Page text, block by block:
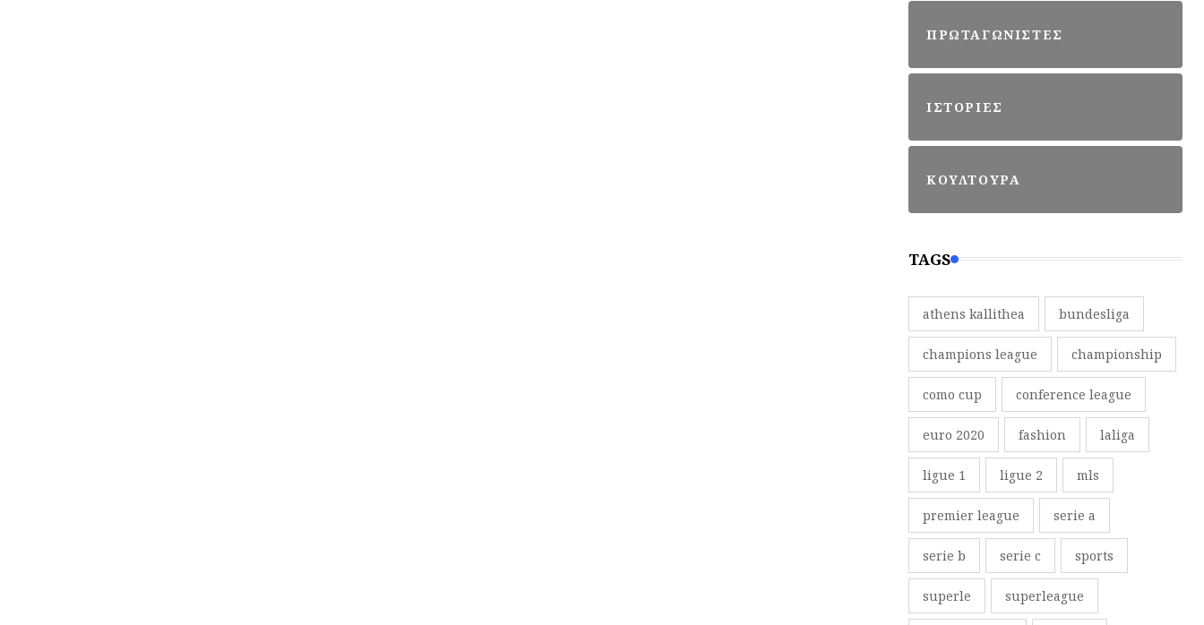
ΠΡΩΤΑΓΩΝΙΣΤΕΣ
ΙΣΤΟΡΙΕΣ
ΚΟΥΛΤΟΥΡΑ
TAGS
athens kallithea bundesliga
champions league championship
como cup conference league
euro 2020 fashion laliga
ligue 1 ligue 2 mls
premier league serie a
serie b serie c sports
superle superleague